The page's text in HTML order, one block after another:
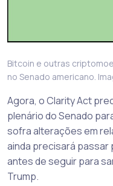
Bitcoin e outras
no Senado americano.
Agora, o Clarity Act
plenário do Senado
sofra alterações em
ainda precisará passar
antes de seguir para
Trump.